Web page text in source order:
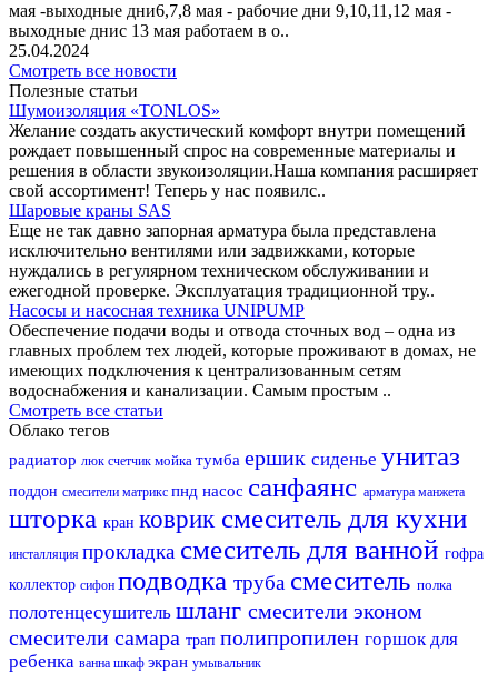
мая -выходные дни6,7,8 мая - рабочие дни 9,10,11,12 мая -
выходные днис 13 мая работаем в о..
25.04.2024
Смотреть все новости
Полезные статьи
Шумоизоляция «TONLOS»
Желание создать акустический комфорт внутри помещений
рождает повышенный спрос на современные материалы и
решения в области звукоизоляции.Наша компания расширяет
свой ассортимент! Теперь у нас появилс..
Шаровые краны SAS
Еще не так давно запорная арматура была представлена
исключительно вентилями или задвижками, которые
нуждались в регулярном техническом обслуживании и
ежегодной проверке. Эксплуатация традиционной тру..
Насосы и насосная техника UNIPUMP
Обеспечение подачи воды и отвода сточных вод – одна из
главных проблем тех людей, которые проживают в домах, не
имеющих подключения к централизованным сетям
водоснабжения и канализации. Самым простым ..
Смотреть все статьи
Облако тегов
радиатор люк счетчик мойка тумба ершик сиденье унитаз
поддон смесители матрикс пнд насос санфаянс арматура манжета
шторка кран коврик смеситель для кухни
инсталляция прокладка смеситель для ванной гофра
коллектор сифон подводка труба смеситель полка
полотенцесушитель шланг смесители эконом
смесители самара трап полипропилен горшок для
ребенка ванна шкаф экран умывальник